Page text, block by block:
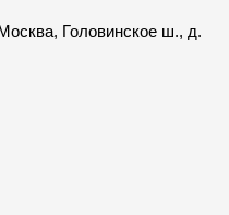
Головинское ш., д.